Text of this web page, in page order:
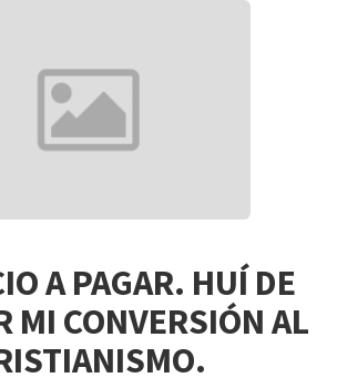
A PAGAR. HUÍ DE
MI CONVERSIÓN AL